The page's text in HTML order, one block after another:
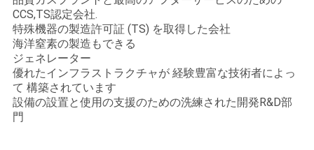
図
プ
ラ
イ
CCS,TS認定会社.
特殊機器の製造許可証 (TS) を取得した会社
海洋窒素の製造もできる
ジェネレーター
優れたインフラストラクチャが 経験豊富な技術者によっ
て 構築されています
設備の設置と使用の支援のための洗練された開発R&D部
門